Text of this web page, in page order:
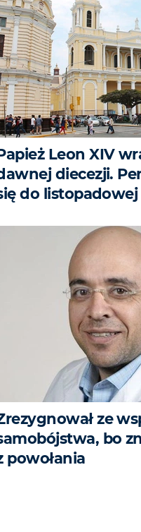
Leon XIV
diecezji.
do
ze
bo
powołania